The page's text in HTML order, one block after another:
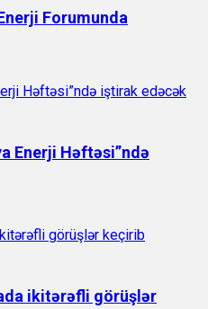
Forumunda
Enerji Həftəsi”ndə
ikitərəfli görüşlər